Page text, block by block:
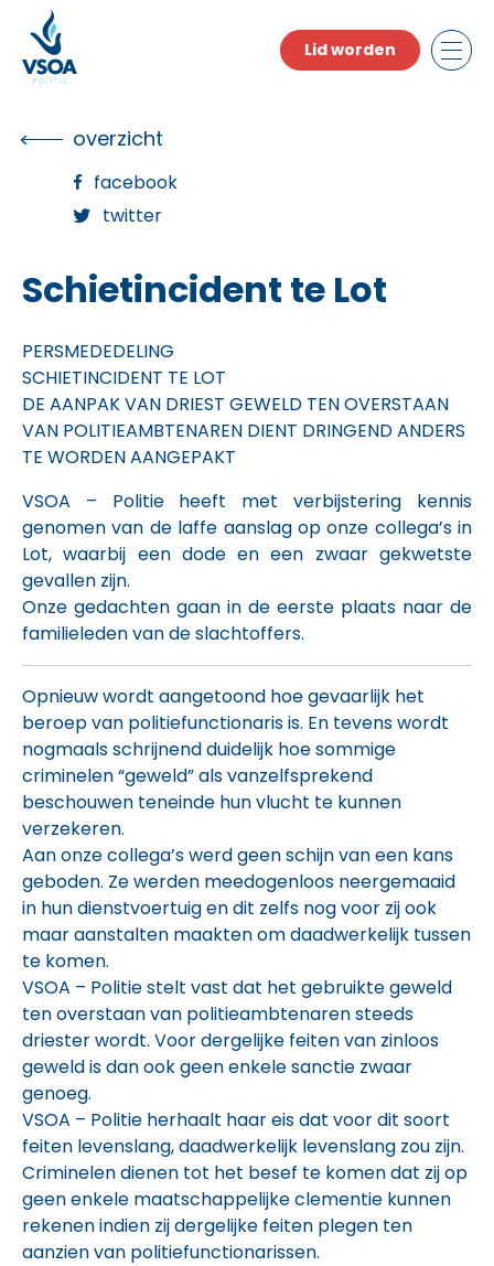
the
content
Lid worden
overzicht
facebook
twitter
Schietincident te Lot
PERSMEDEDELING
SCHIETINCIDENT TE LOT
DE AANPAK VAN DRIEST GEWELD TEN OVERSTAAN
VAN POLITIEAMBTENAREN DIENT DRINGEND ANDERS
TE WORDEN AANGEPAKT
VSOA – Politie heeft met verbijstering kennis
genomen van de laffe aanslag op onze collega’s in
Lot, waarbij een dode en een zwaar gekwetste
gevallen zijn.
Onze gedachten gaan in de eerste plaats naar de
familieleden van de slachtoffers.
Opnieuw wordt aangetoond hoe gevaarlijk het
beroep van politiefunctionaris is. En tevens wordt
nogmaals schrijnend duidelijk hoe sommige
criminelen “geweld” als vanzelfsprekend
beschouwen teneinde hun vlucht te kunnen
verzekeren.
Aan onze collega’s werd geen schijn van een kans
geboden. Ze werden meedogenloos neergemaaid
in hun dienstvoertuig en dit zelfs nog voor zij ook
maar aanstalten maakten om daadwerkelijk tussen
te komen.
VSOA – Politie stelt vast dat het gebruikte geweld
ten overstaan van politieambtenaren steeds
driester wordt. Voor dergelijke feiten van zinloos
geweld is dan ook geen enkele sanctie zwaar
genoeg.
VSOA – Politie herhaalt haar eis dat voor dit soort
feiten levenslang, daadwerkelijk levenslang zou zijn.
Criminelen dienen tot het besef te komen dat zij op
geen enkele maatschappelijke clementie kunnen
rekenen indien zij dergelijke feiten plegen ten
aanzien van politiefunctionarissen.